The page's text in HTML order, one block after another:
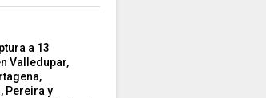
a 13
Valledupar,
Pereira y